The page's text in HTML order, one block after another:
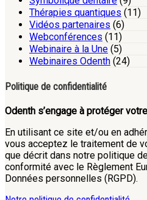
Thérapies quantiques (11)
Vidéos partenaires (6)
Webconférences (11)
Webinaire à la Une (5)
Webinaires Odenth (24)
Politique de confidentialité
Odenth s’engage à protéger
En utilisant ce site et/ou en
vous acceptez le traitement de
que décrit dans notre politique
conformité avec le Règlement
Données personnelles (RGPD).